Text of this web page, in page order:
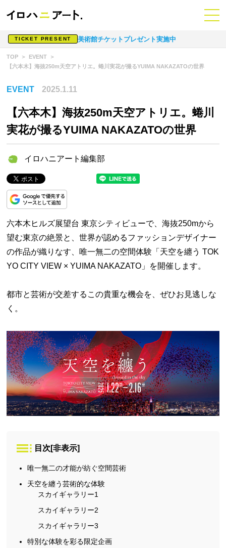
TICKET PRESENT 美術館チケットプレゼント実施中
TOP
EVENT
【六本木】海抜250m天空アトリエ。蜷川実花が撮るYUIMA NAKAZATOの世界
EVENT 2025.1.11
【六本木】海抜250m天空アトリエ。蜷川
実花が撮るYUIMA NAKAZATOの世界
イロハニアート編集部
六本木ヒルズ展望台 東京シティビューで、海抜250mから
望む東京の絶景と、世界が認めるファッションデザイナー
の作品が織りなす、唯一無二の空間体験「天空を纏う TOK
YO CITY VIEW × YUIMA NAKAZATO」を開催します。
都市と芸術が交差するこの貴重な機会を、ぜひお見逃しな
く。
目次 [非表示]
唯一無二の才能が紡ぐ空間芸術
天空を纏う芸術的な体験
スカイギャラリー1
スカイギャラリー2
スカイギャラリー3
特別な体験を彩る限定企画